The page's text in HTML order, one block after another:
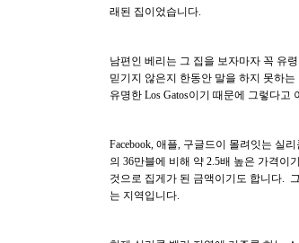
래된 집이었습니다.
남편인 베리는 그 집을 보자마자 꼭 유
믿기지 않은지 한동안 말을 하지 못하
유명한 Los Gatos이기 때문에 그렇다
Facebook, 애플, 구글드이 몰려잇는 실
의 36만블에 비해 약 2.5배 높은 가격이
것으로 집게가 된 금액이기도 합니다.
는 지역입니다.